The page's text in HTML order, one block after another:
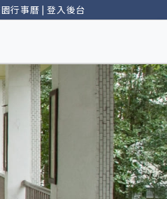
行事曆 |登入後台